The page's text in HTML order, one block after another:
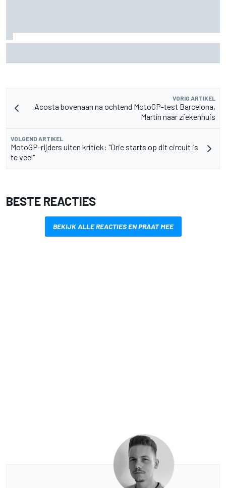
VORIG ARTIKEL
Acosta bovenaan na ochtend MotoGP-test Barcelona,
Martín naar ziekenhuis
VOLGEND ARTIKEL
MotoGP-rijders uiten kritiek: "Drie starts op dit circuit is
te veel"
BESTE REACTIES
BEKIJK ALLE REACTIES EN PRAAT MEE